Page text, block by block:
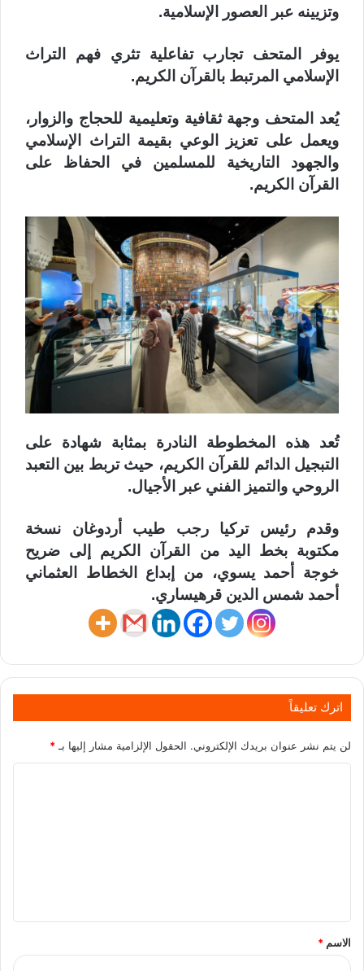
وتزيينه عبر العصور الإسلامية.
يوفر المتحف تجارب تفاعلية تثري فهم التراث
الإسلامي المرتبط بالقرآن الكريم.
يُعد المتحف وجهة ثقافية وتعليمية للحجاج والزوار،
ويعمل على تعزيز الوعي بقيمة التراث الإسلامي
والجهود التاريخية للمسلمين في الحفاظ على
القرآن الكريم.
تُعد هذه المخطوطة النادرة بمثابة شهادة على
التبجيل الدائم للقرآن الكريم، حيث تربط بين التعبد
الروحي والتميز الفني عبر الأجيال.
وقدم رئيس تركيا رجب طيب أردوغان نسخة
مكتوبة بخط اليد من القرآن الكريم إلى ضريح
خوجة أحمد يسوي، من إبداع الخطاط العثماني
أحمد شمس الدين قرهيساري.
اترك تعليقاً
لن يتم نشر عنوان بريدك الإلكتروني. الحقول الإلزامية مشار إليها بـ *
الاسم *